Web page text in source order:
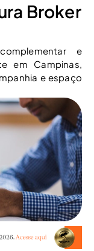
Broker
e
em Campinas,
e espaço